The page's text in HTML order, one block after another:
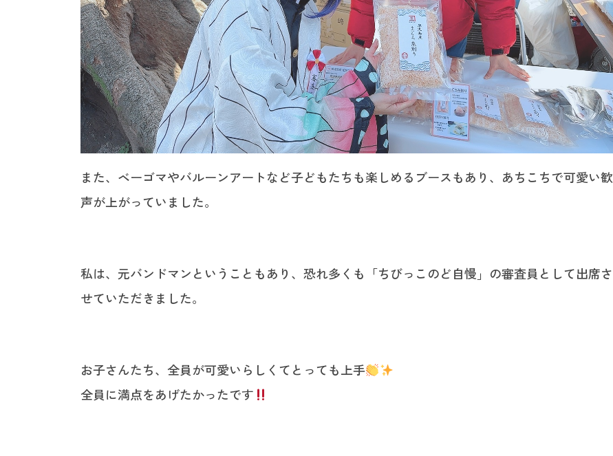
また、ベーゴマやバルーンアートなど子どもたちも楽しめるブースもあり、あちこちで可愛い歓
声が上がっていました。
私は、元バンドマンということもあり、恐れ多くも「ちびっこのど自慢」の審査員として出席さ
せていただきました。
お子さんたち、全員が可愛いらしくてとっても上手
全員に満点をあげたかったです